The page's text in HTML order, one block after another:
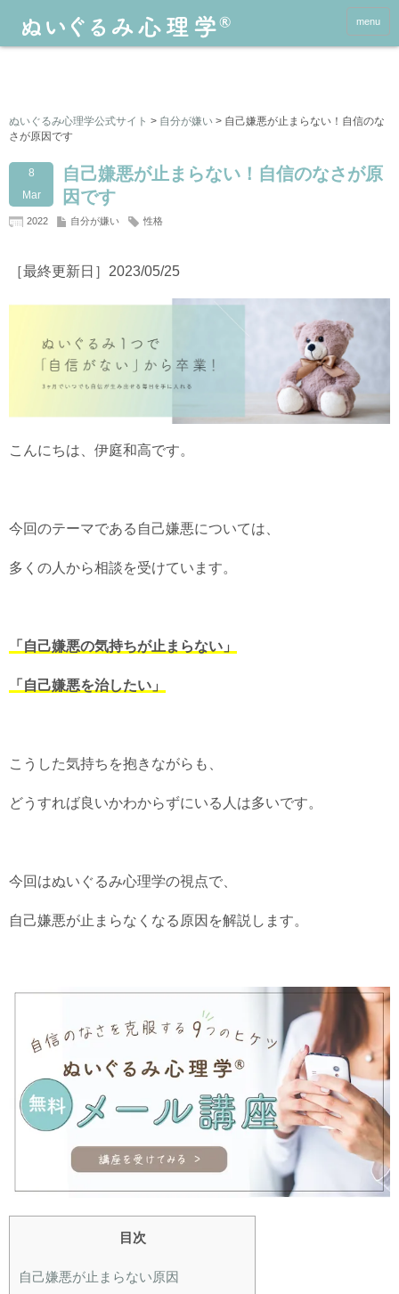
menu
ぬいぐるみ心理学公式サイト > 自分が嫌い > 自己嫌悪が止まらない！自信のな
さが原因です
8
Mar
自己嫌悪が止まらない！自信のなさが原
因です
2022 自分が嫌い 性格
［最終更新日］2023/05/25
こんにちは、伊庭和高です。
今回のテーマである自己嫌悪については、
多くの人から相談を受けています。
「自己嫌悪の気持ちが止まらない」
「自己嫌悪を治したい」
こうした気持ちを抱きながらも、
どうすれば良いかわからずにいる人は多いです。
今回はぬいぐるみ心理学の視点で、
自己嫌悪が止まらなくなる原因を解説します。
目次
自己嫌悪が止まらない原因